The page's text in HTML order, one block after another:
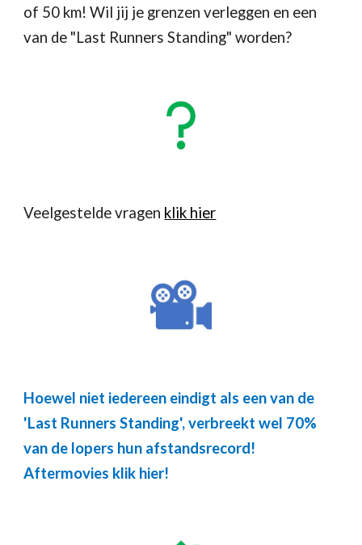
of 50 km! Wil jij je grenzen verleggen en een
van de "Last Runners Standing" worden?
Veelgestelde vragen klik hier
Hoewel niet iedereen eindigt als een van de
'Last Runners Standing', verbreekt wel 70%
van de lopers hun afstandsrecord!
Aftermovies klik hier!